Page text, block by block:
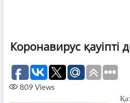
Коронавирус қауіпті
809 Views